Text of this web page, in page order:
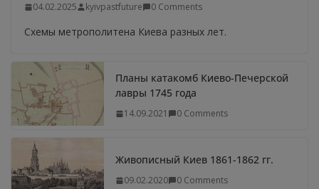
04.02.2025 kyivpastfuture 0 Comments
Схемы метрополитена Киева разных лет.
Планы катакомб Киево-Печерской
лавры 1745 года
14.09.2021 0 Comments
Живописный Киев 1861-1862 гг.
09.02.2020 0 Comments